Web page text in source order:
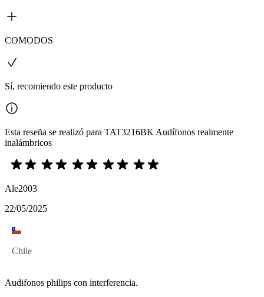
COMODOS
Sí, recomiendo este producto
Esta reseña se realizó para TAT3216BK Audífonos realmente
inalámbricos
Ale2003
22/05/2025
Chile
Audifonos philips con interferencia.